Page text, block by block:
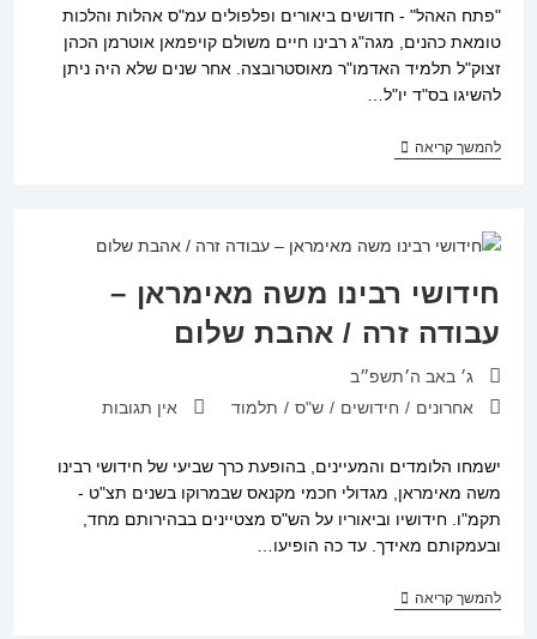
"פתח האהל" - חדושים ביאורים ופלפולים עמ"ס אהלות והלכות
טומאת כהנים, מגה"ג רבינו חיים משולם קויפמאן אוטרמן הכהן
זצוק"ל תלמיד האדמו"ר מאוסטרובצה. אחר שנים שלא היה ניתן
להשיגו בס"ד יו"ל…
להמשך קריאהפתח
משולם
הכהן
חידושי רבינו משה מאימראן –
עבודה זרה / אהבת שלום
פורסם:ג׳ באב ה׳תשפ״ב
קטגוריה:
אחרונים / חידושים / ש"ס / תלמוד תגובות:אין תגובות
ישמחו הלומדים והמעיינים, בהופעת כרך שביעי של חידושי רבינו
משה מאימראן, מגדולי חכמי מקנאס שבמרוקו בשנים תצ"ט -
תקמ"ו. חידושיו וביאוריו על הש"ס מצטיינים בבהירותם מחד,
ובעמקותם מאידך. עד כה הופיעו…
להמשך קריאהחידושי